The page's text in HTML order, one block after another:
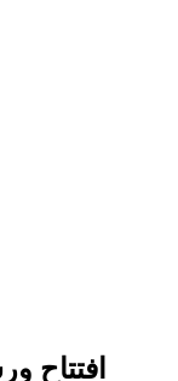
افتتاح